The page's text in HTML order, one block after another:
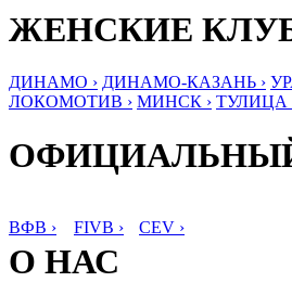
ЖЕНСКИЕ
ДИНАМО › ДИНАМО-КАЗАНЬ ›
ЛОКОМОТИВ › МИНСК › ТУЛИЦА
ВФВ › FIVB › CEV ›
О НАС